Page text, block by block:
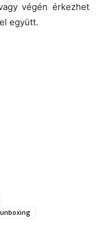
végén érkezhet
együtt.